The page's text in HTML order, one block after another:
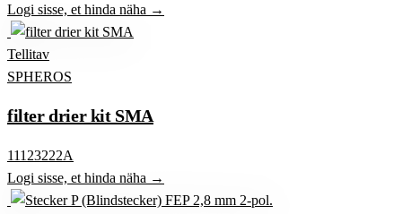
Logi sisse, et hinda näha →
Tellitav
SPHEROS
filter drier kit SMA
11123222A
Logi sisse, et hinda näha →